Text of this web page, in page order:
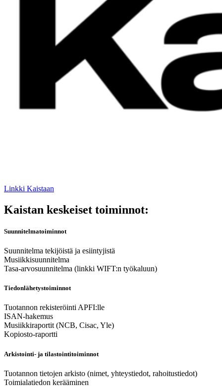
Linkki Kaistaan
Kaistan keskeiset toiminnot:
Suunnitelmatoiminnot
Suunnitelma tekijöistä ja esiintyjistä
Musiikkisuunnitelma
Tasa-arvosuunnitelma (linkki WIFT:n työkaluun)
Tiedonlähetystoiminnot
Tuotannon rekisteröinti APFI:lle
ISAN-hakemus
Musiikkiraportit (NCB, Cisac, Yle)
Kopiosto-raportti
Arkistointi- ja tilastointitoiminnot
Tuotannon tietojen arkisto (nimet, yhteystiedot, rahoitustiedot)
Toimialatiedon kerääminen